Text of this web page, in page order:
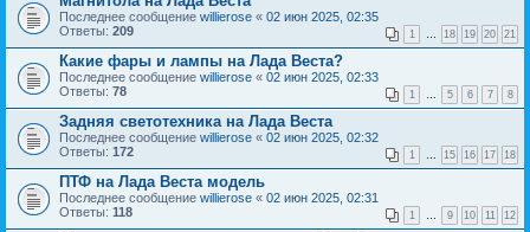
Последнее сообщение willierose « 02 июн 2025, 02:35
Ответы: 209 1 … 18 19 20 21
Какие фары и лампы на Лада Веста?
Последнее сообщение willierose « 02 июн 2025, 02:33
Ответы: 78 1 … 5 6 7 8
Задняя светотехника на Лада Веста
Последнее сообщение willierose « 02 июн 2025, 02:32
Ответы: 172 1 … 15 16 17 18
ПТФ на Лада Веста модель
Последнее сообщение willierose « 02 июн 2025, 02:31
Ответы: 118 1 … 9 10 11 12